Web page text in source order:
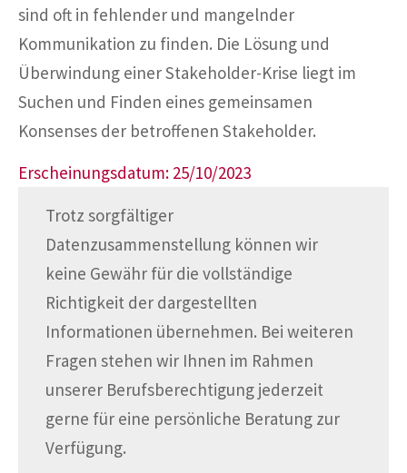
sind oft in fehlender und mangelnder
Kommunikation zu finden. Die Lösung und
Überwindung einer Stakeholder-Krise liegt im
Suchen und Finden eines gemeinsamen
Konsenses der betroffenen Stakeholder.
Erscheinungsdatum: 25/10/2023
Trotz sorgfältiger
Datenzusammenstellung können wir
keine Gewähr für die vollständige
Richtigkeit der dargestellten
Informationen übernehmen. Bei weiteren
Fragen stehen wir Ihnen im Rahmen
unserer Berufsberechtigung jederzeit
gerne für eine persönliche Beratung zur
Verfügung.